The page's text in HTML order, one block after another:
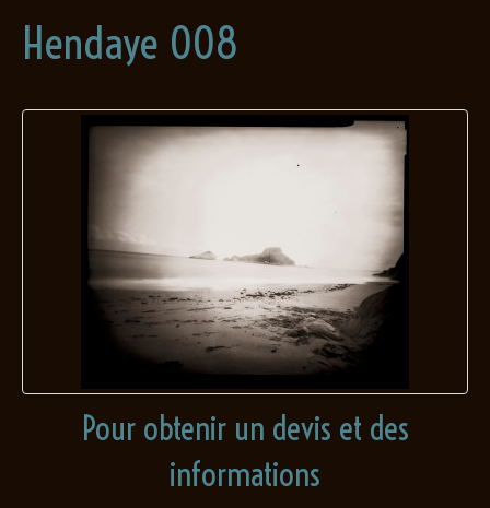
Hendaye 008
Pour obtenir un devis et des
informations